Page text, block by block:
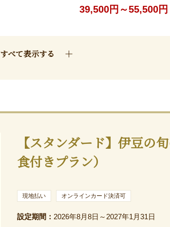
39,500円～55,500円
すべて表示する
【スタンダード】伊豆の
食付きプラン）
現地払い オンラインカード決済可
設定期間： 2026年8月8日～2027年1月31日